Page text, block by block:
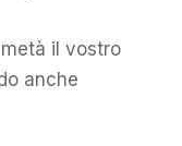
il vostro
anche